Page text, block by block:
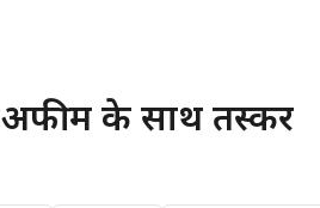
के साथ तस्कर